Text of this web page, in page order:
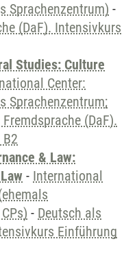
Sprachenzentrum) -
(DaF). Intensivkurs
Studies: Culture
Center:
Sprachenzentrum;
(DaF).
& Law:
- International
- Deutsch als
Einführung